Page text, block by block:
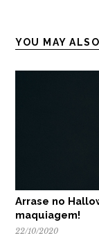
YOU MAY
Arrase no
maquiagem!
22/10/2020